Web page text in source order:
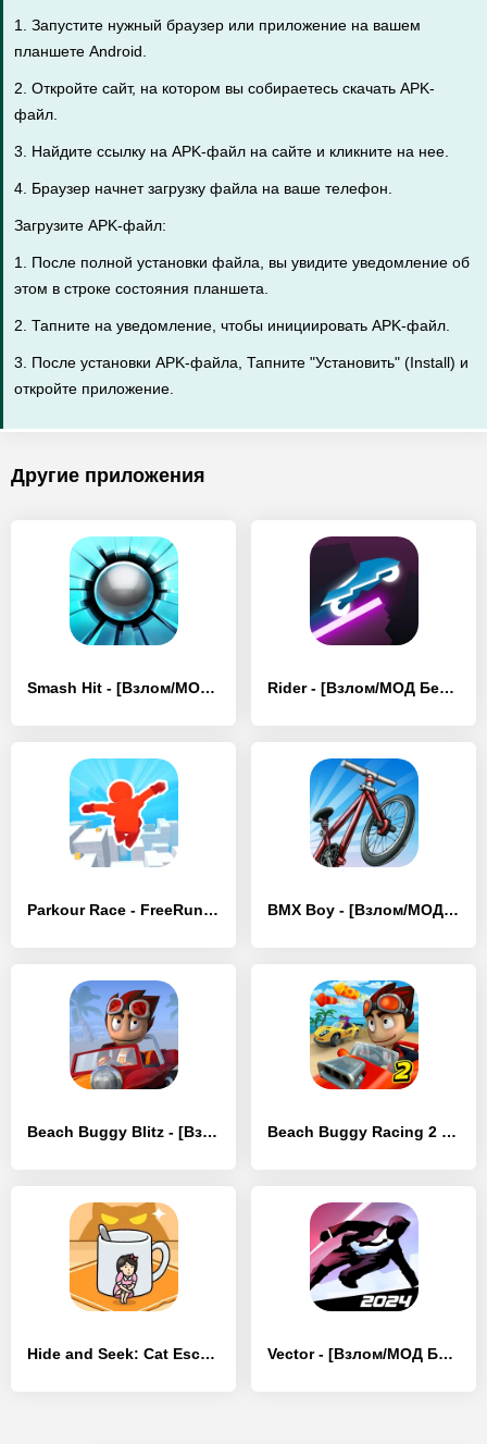
1. Запустите нужный браузер или приложение на вашем
планшете Android.
2. Откройте сайт, на котором вы собираетесь скачать APK-
файл.
3. Найдите ссылку на APK-файл на сайте и кликните на нее.
4. Браузер начнет загрузку файла на ваше телефон.
Загрузите APK-файл:
1. После полной установки файла, вы увидите уведомление об
этом в строке состояния планшета.
2. Тапните на уведомление, чтобы инициировать APK-файл.
3. После установки APK-файла, Тапните "Установить" (Install) и
откройте приложение.
Другие приложения
Smash Hit - [Взлом/МОД Бесконечные деньги] Rider - [Взлом/МОД Бесконечные деньги]
Parkour Race - FreeRun Game - [Взлом/МОД Много денег] BMX Boy - [Взлом/МОД Бесконечные деньги]
Beach Buggy Blitz - [Взлом/МОД Меню] Beach Buggy Racing 2 - [Взлом/МОД Много денег]
Hide and Seek: Cat Escape! - [Взлом/МОД Много денег] Vector - [Взлом/МОД Бесконечные деньги]